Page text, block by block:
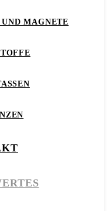
MAGNETE